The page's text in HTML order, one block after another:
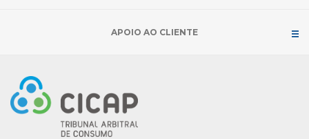
APOIO AO CLIENTE